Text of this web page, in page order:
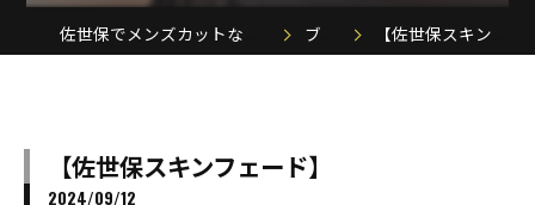
ブログ 【佐世保スキンフェード】
【佐世保スキンフェード】
2024/09/12